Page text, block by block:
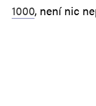
1000, není nic